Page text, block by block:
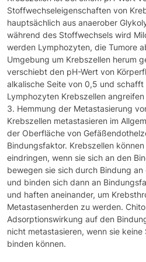
Stoffwechseleigenschaften von
hauptsächlich aus anaerober
während des Stoffwechsels wird
werden Lymphozyten, die Tumore
Umgebung um Krebszellen herum
verschiebt den pH-Wert von
alkalische Seite von 0,5 und
Lymphozyten Krebszellen
3. Hemmung der Metastasierung
Krebszellen metastasieren im
der Oberfläche von
Bindungsfaktor. Krebszellen
eindringen, wenn sie sich an den
bewegen sie sich durch Bindung
und binden sich dann an
und haften aneinander, um
Metastasenherden zu werden.
Adsorptionswirkung auf den
nicht metastasieren, wenn sie
binden können.